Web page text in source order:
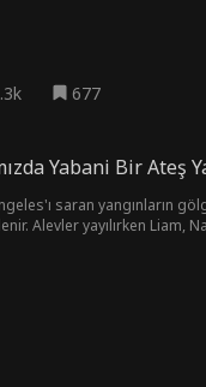
677
Yabani Bir Ateş
saran yangınların
Alevler yayılırken Liam,